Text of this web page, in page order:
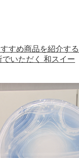
すめ商品を紹介する
でいただく 和スイー